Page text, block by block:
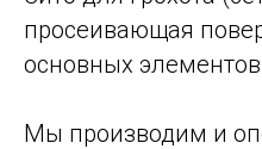
просеивающая
основных элементов
Мы производим и